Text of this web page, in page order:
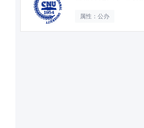
属性：公办